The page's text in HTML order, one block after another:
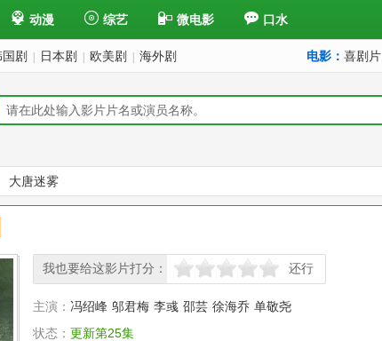
动漫 综艺 微电影 口水
剧 日本剧 欧美剧 海外剧 电影： 喜剧片
大唐迷雾
我也要给这影片打分：
很差较差 还行推荐 力荐 还行
主演： 冯绍峰 邬君梅 李彧 邵芸 徐海乔 单敬尧
状态： 更新第25集